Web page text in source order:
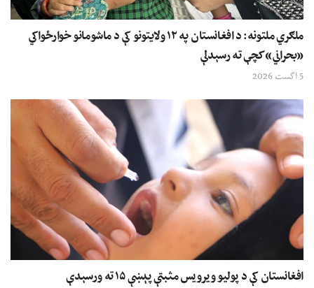
ملګري ملتونه: د افغانستان په ۱۲ ولایتونو کې د ماشومانو خوارځواکي
«بحراني» کچې ته رسېدلې
5 اگست 2026
افغانستان کې د پولیو ویرویس مثبتې پېښې ۱۵ ته ورسېدې